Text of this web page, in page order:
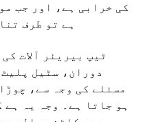
کی خرابی ہے، اور جب
ہے تو طرف
دوران، سٹیل
مسئلے کی وجہ سے،
ہو جاتا ہے۔ وجہ یہ